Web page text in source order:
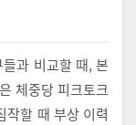
과 비교할 때, 본
체중당 피크토크
작할 때 부상 이력